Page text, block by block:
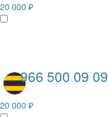
20 000 ₽
966 500 09 09
20 000 ₽